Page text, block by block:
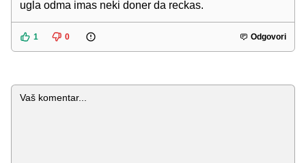
ugla odma imas neki doner da reckas.
1 0 Odgovori
Komentar